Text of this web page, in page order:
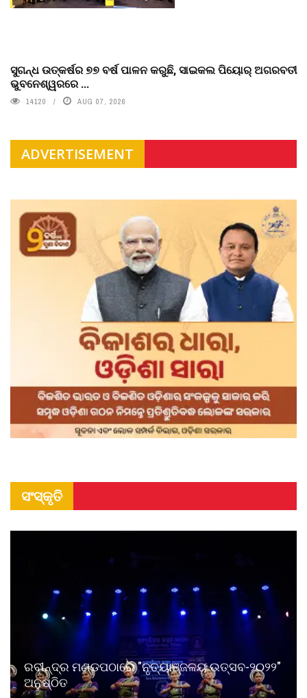
ସୁଗନ୍ଧ ଉତ୍କର୍ଷର ୭୭ ବର୍ଷ ପାଳନ କରୁଛି, ସାଇକଲ ପିୟୋର୍‌ ଅଗରବତୀ
ଭୁବନେଶ୍ୱରରେ ...
14120 AUG 07, 2026
ADVERTISEMENT
ସଂସ୍କୃତି
ରବୀନ୍ଦ୍ର ମଣ୍ଡପଠାରେ "ନୃତ୍ୟାଞ୍ଜଳୟ ଉତ୍ସବ-୨୦୨୨"
ଅନୁଷ୍ଠିତ